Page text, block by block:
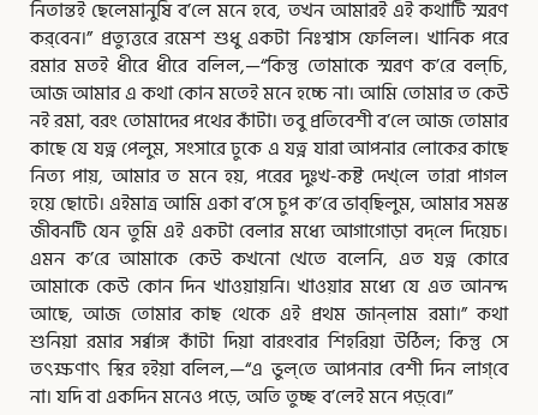
নিতান্তই ছেলেমানুষি ব’লে মনে হবে, তখন আমারই এই কথাটি স্মরণ
কর্‌বেন।” প্রত্যুত্তরে রমেশ শুধু একটা নিঃশ্বাস ফেলিল। খানিক পরে
রমার মতই ধীরে ধীরে বলিল,—“কিন্তু তোমাকে স্মরণ ক’রে বল্‌চি,
আজ আমার এ কথা কোন মতেই মনে হচ্চে না। আমি তোমার ত কেউ
নই রমা, বরং তোমাদের পথের কাঁটা। তবু প্রতিবেশী ব’লে আজ তোমার
কাছে যে যত্ন পেলুম, সংসারে ঢুকে এ যত্ন যারা আপনার লোকের কাছে
নিত্য পায়, আমার ত মনে হয়, পরের দুঃখ-কষ্ট দেখ্‌লে তারা পাগল
হয়ে ছোটে। এইমাত্র আমি একা ব’সে চুপ ক’রে ভাব্‌ছিলুম, আমার সমস্ত
জীবনটি যেন তুমি এই একটা বেলার মধ্যে আগাগোড়া বদ্‌লে দিয়েচ।
এমন ক’রে আমাকে কেউ কখনো খেতে বলেনি, এত যত্ন কোরে
আমাকে কেউ কোন দিন খাওয়ায়নি। খাওয়ার মধ্যে যে এত আনন্দ
আছে, আজ তোমার কাছ থেকে এই প্রথম জান্‌লাম রমা।” কথা
শুনিয়া রমার সর্ব্বাঙ্গ কাঁটা দিয়া বারংবার শিহরিয়া উঠিল; কিন্তু সে
তৎক্ষণাৎ স্থির হইয়া বলিল,—“এ ভুল্‌তে আপনার বেশী দিন লাগ্‌বে
না। যদি বা একদিন মনেও পড়ে, অতি তুচ্ছ ব’লেই মনে পড়্‌বে।”